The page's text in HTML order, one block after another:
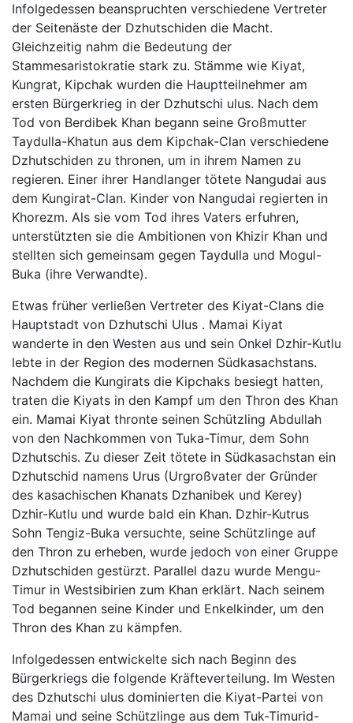
Infolgedessen beanspruchten verschiedene Vertreter
der Seitenäste der Dzhutschiden die Macht.
Gleichzeitig nahm die Bedeutung der
Stammesaristokratie stark zu. Stämme wie Kiyat,
Kungrat, Kipchak wurden die Hauptteilnehmer am
ersten Bürgerkrieg in der Dzhutschi ulus. Nach dem
Tod von Berdibek Khan begann seine Großmutter
Taydulla-Khatun aus dem Kipchak-Clan verschiedene
Dzhutschiden zu thronen, um in ihrem Namen zu
regieren. Einer ihrer Handlanger tötete Nangudai aus
dem Kungirat-Clan. Kinder von Nangudai regierten in
Khorezm. Als sie vom Tod ihres Vaters erfuhren,
unterstützten sie die Ambitionen von Khizir Khan und
stellten sich gemeinsam gegen Taydulla und Mogul-
Buka (ihre Verwandte).
Etwas früher verließen Vertreter des Kiyat-Clans die
Hauptstadt von Dzhutschi Ulus . Mamai Kiyat
wanderte in den Westen aus und sein Onkel Dzhir-Kutlu
lebte in der Region des modernen Südkasachstans.
Nachdem die Kungirats die Kipchaks besiegt hatten,
traten die Kiyats in den Kampf um den Thron des Khan
ein. Mamai Kiyat thronte seinen Schützling Abdullah
von den Nachkommen von Tuka-Timur, dem Sohn
Dzhutschis. Zu dieser Zeit tötete in Südkasachstan ein
Dzhutschid namens Urus (Urgroßvater der Gründer
des kasachischen Khanats Dzhanibek und Kerey)
Dzhir-Kutlu und wurde bald ein Khan. Dzhir-Kutrus
Sohn Tengiz-Buka versuchte, seine Schützlinge auf
den Thron zu erheben, wurde jedoch von einer Gruppe
Dzhutschiden gestürzt. Parallel dazu wurde Mengu-
Timur in Westsibirien zum Khan erklärt. Nach seinem
Tod begannen seine Kinder und Enkelkinder, um den
Thron des Khan zu kämpfen.
Infolgedessen entwickelte sich nach Beginn des
Bürgerkriegs die folgende Kräfteverteilung. Im Westen
des Dzhutschi ulus dominierten die Kiyat-Partei von
Mamai und seine Schützlinge aus dem Tuk-Timurid-